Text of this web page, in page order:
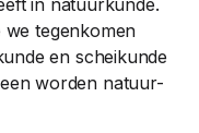
in natuurkunde.
tegenkomen
en scheikunde
worden natuur-